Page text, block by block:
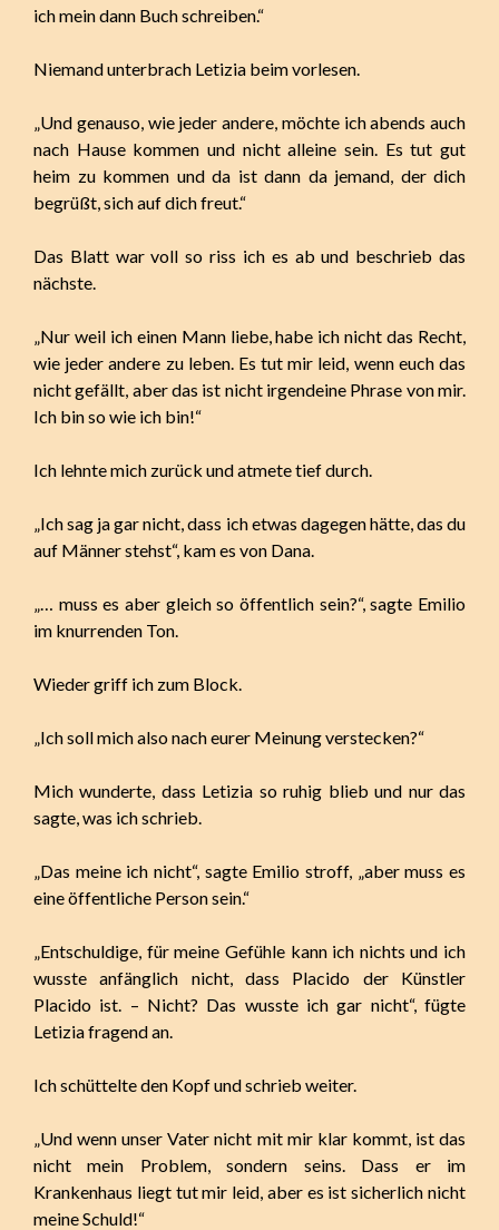
ich mein dann Buch schreiben.“
Niemand unterbrach Letizia beim vorlesen.
„Und genauso, wie jeder andere, möchte ich abends auch
nach Hause kommen und nicht alleine sein. Es tut gut
heim zu kommen und da ist dann da jemand, der dich
begrüßt, sich auf dich freut.“
Das Blatt war voll so riss ich es ab und beschrieb das
nächste.
„Nur weil ich einen Mann liebe, habe ich nicht das Recht,
wie jeder andere zu leben. Es tut mir leid, wenn euch das
nicht gefällt, aber das ist nicht irgendeine Phrase von mir.
Ich bin so wie ich bin!“
Ich lehnte mich zurück und atmete tief durch.
„Ich sag ja gar nicht, dass ich etwas dagegen hätte, das du
auf Männer stehst“, kam es von Dana.
„… muss es aber gleich so öffentlich sein?“, sagte Emilio
im knurrenden Ton.
Wieder griff ich zum Block.
„Ich soll mich also nach eurer Meinung verstecken?“
Mich wunderte, dass Letizia so ruhig blieb und nur das
sagte, was ich schrieb.
„Das meine ich nicht“, sagte Emilio stroff, „aber muss es
eine öffentliche Person sein.“
„Entschuldige, für meine Gefühle kann ich nichts und ich
wusste anfänglich nicht, dass Placido der Künstler
Placido ist. – Nicht? Das wusste ich gar nicht“, fügte
Letizia fragend an.
Ich schüttelte den Kopf und schrieb weiter.
„Und wenn unser Vater nicht mit mir klar kommt, ist das
nicht mein Problem, sondern seins. Dass er im
Krankenhaus liegt tut mir leid, aber es ist sicherlich nicht
meine Schuld!“